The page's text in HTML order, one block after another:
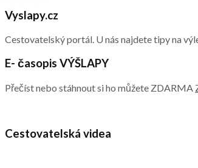
Vyslapy.cz
Cestovatelský portál. U nás najdete tipy na
E- časopis VÝŠLAPY
Přečíst nebo stáhnout si ho můžete ZDARMA
Cestovatelská videa